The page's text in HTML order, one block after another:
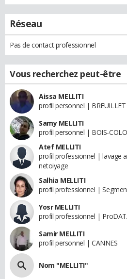
Réseau
Pas de contact professionnel
Vous recherchez peut-être
Aissa MELLITI
profil personnel | BREUILLET
Samy MELLITI
profil personnel | BOIS-
Atef MELLITI
profil professionnel | lavage
netoiyage
Salhia MELLITI
profil professionnel |
Yosr MELLITI
profil professionnel |
Samir MELLITI
profil personnel | CANNES
Nom "MELLITI"